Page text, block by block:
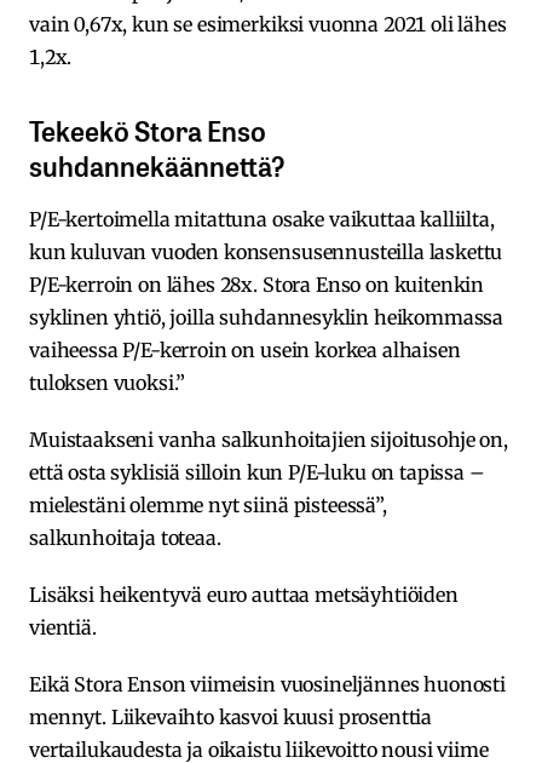
vain 0,67x, kun se esimerkiksi vuonna 2021 oli lähes
1,2x.
Tekeekö Stora Enso
suhdannekäännettä?
P/E-kertoimella mitattuna osake vaikuttaa kalliilta,
kun kuluvan vuoden konsensusennusteilla laskettu
P/E-kerroin on lähes 28x. Stora Enso on kuitenkin
syklinen yhtiö, joilla suhdannesyklin heikommassa
vaiheessa P/E-kerroin on usein korkea alhaisen
tuloksen vuoksi.”
Muistaakseni vanha salkunhoitajien sijoitusohje on,
että osta syklisiä silloin kun P/E-luku on tapissa –
mielestäni olemme nyt siinä pisteessä”,
salkunhoitaja toteaa.
Lisäksi heikentyvä euro auttaa metsäyhtiöiden
vientiä.
Eikä Stora Enson viimeisin vuosineljännes huonosti
mennyt. Liikevaihto kasvoi kuusi prosenttia
vertailukaudesta ja oikaistu liikevoitto nousi viime